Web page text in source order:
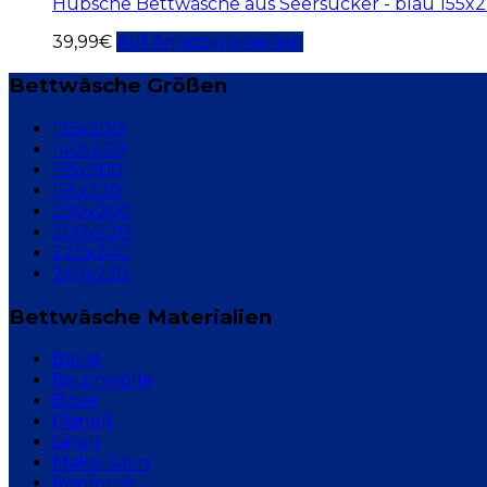
Hübsche Bettwäsche aus Seersucker - blau
39,99€ Auf Amazon ansehen
Bettwäsche Größen
135x200
140x200
155x200
155x220
200x200
200x220
220x240
240x220
Bettwäsche Materialien
Batist
Baumwolle
Biber
Flanell
Linon
Mako-Satin